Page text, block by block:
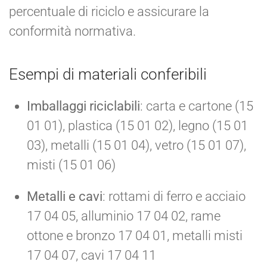
percentuale di riciclo e assicurare la
conformità normativa.
Esempi di materiali conferibili
Imballaggi riciclabili: carta e cartone (15
01 01), plastica (15 01 02), legno (15 01
03), metalli (15 01 04), vetro (15 01 07),
misti (15 01 06)
Metalli e cavi: rottami di ferro e acciaio
17 04 05, alluminio 17 04 02, rame
ottone e bronzo 17 04 01, metalli misti
17 04 07, cavi 17 04 11